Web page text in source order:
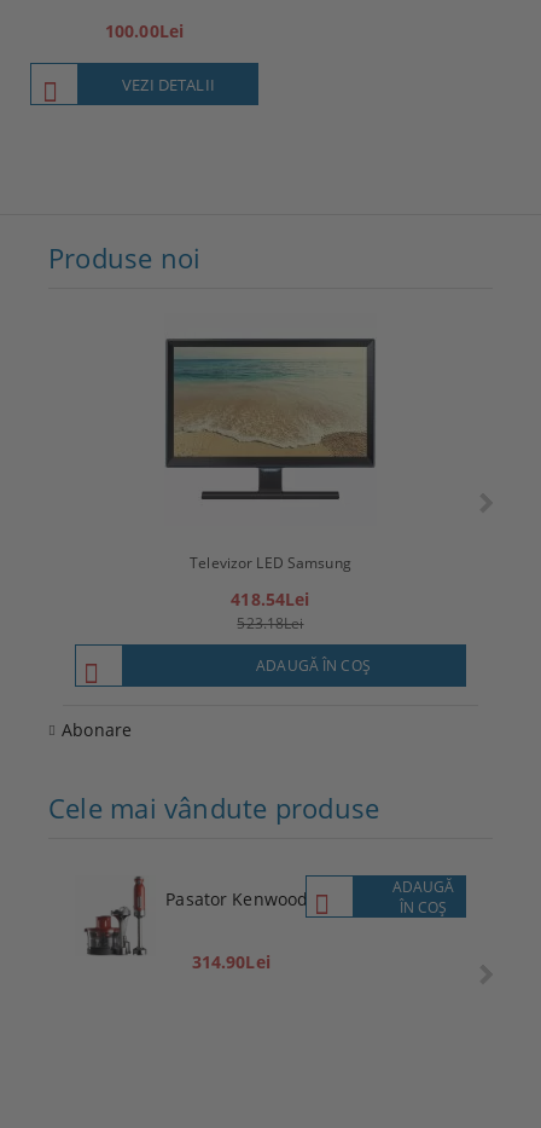
100.00Lei
VEZI DETALII
Produse noi
Televizor LED Samsung
418.54Lei
523.18Lei
ADAUGĂ ÎN COŞ
Abonare
Cele mai vândute produse
Pasator Kenwood
314.90Lei
ADAUGĂ
ÎN COŞ